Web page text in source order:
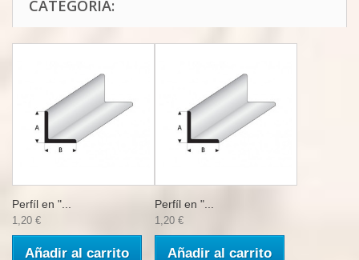
CATEGORÍA:
Perfíl en "...
1,20 €
Añadir al carrito
Perfíl en "...
1,20 €
Añadir al carrito